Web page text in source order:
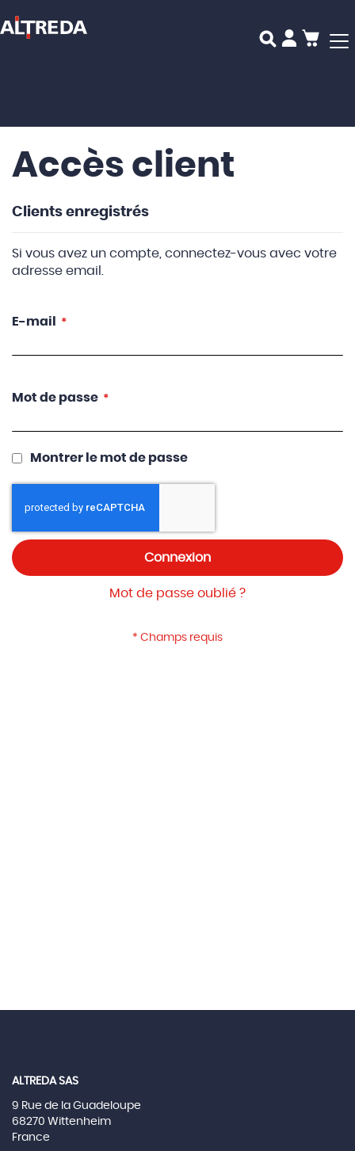
Mon
Accès client
Clients enregistrés
Si vous avez un compte, connectez-vous avec votre
adresse email.
E-mail
Mot de passe
Montrer le mot de passe
Connexion
Mot de passe oublié ?
ALTREDA SAS
9 Rue de la Guadeloupe
68270 Wittenheim
France